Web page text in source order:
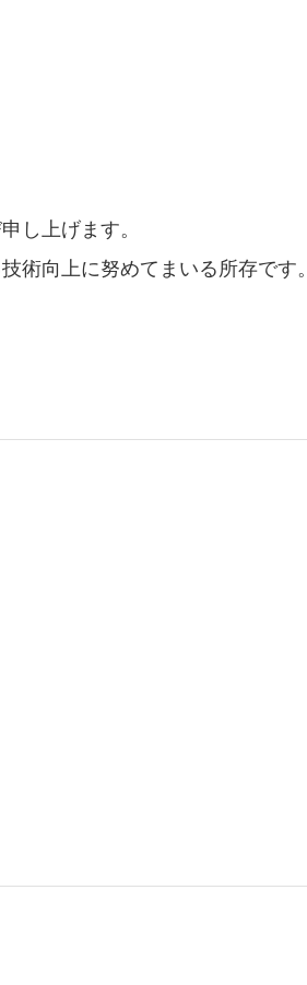
し上げます。
術向上に努めてまいる所存です。